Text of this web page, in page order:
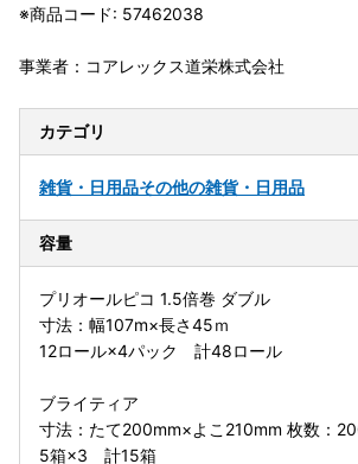
※商品コード: 57462038
事業者：コアレックス道栄株式会社
カテゴリ
雑貨・日用品その他の雑貨・日用品
容量
プリオールピコ 1.5倍巻 ダブル
寸法：幅107m×長さ45ｍ
12ロール×4パック 計48ロール
ブライティア
寸法：たて200mm×よこ210mm 枚数：
5箱×3 計15箱